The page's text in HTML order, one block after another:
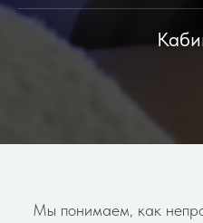
Мы понимаем, как